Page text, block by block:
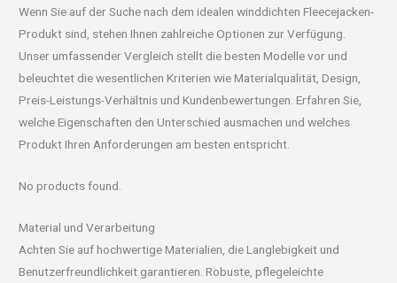
Wenn Sie auf der Suche nach dem idealen winddichten Fleecejacken-
Produkt sind, stehen Ihnen zahlreiche Optionen zur Verfügung.
Unser umfassender Vergleich stellt die besten Modelle vor und
beleuchtet die wesentlichen Kriterien wie Materialqualität, Design,
Preis-Leistungs-Verhältnis und Kundenbewertungen. Erfahren Sie,
welche Eigenschaften den Unterschied ausmachen und welches
Produkt Ihren Anforderungen am besten entspricht.
No products found.
Material und Verarbeitung
Achten Sie auf hochwertige Materialien, die Langlebigkeit und
Benutzerfreundlichkeit garantieren. Robuste, pflegeleichte